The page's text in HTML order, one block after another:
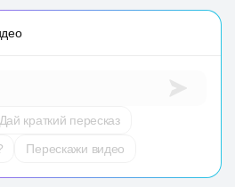
Дай краткий пересказ
Перескажи видео